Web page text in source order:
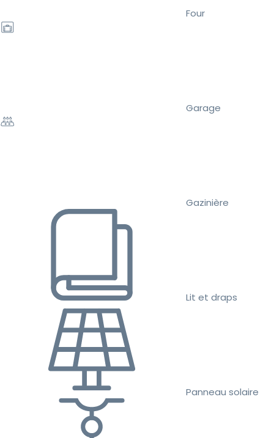
Four
Garage
Gazinière
Lit et draps
Panneau solaire